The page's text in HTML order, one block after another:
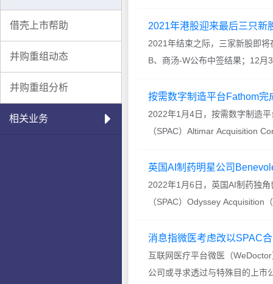
借壳上市帮助
并购重组动态
并购重组分析
相关业务
2021年港股迎来最后三只新
2021年结束之际，三家新股即
B、商汤-W公布中签结果；12月
按需数字制造平台Fathom完
2022年1月4日，按需数字制造
（SPAC）Altimar Acquisition
英国AI制药明星公司
2022年1月6日，英国AI制药独
（SPAC）Odyssey Acquisition
消息指微医考虑改以SPAC
互联网医疗平台微医（
公司或寻求透过与特殊目的上市